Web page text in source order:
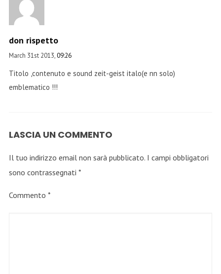
don rispetto
March 31st 2013,09:26
Titolo ,contenuto e sound zeit-geist italo(e nn solo)
emblematico !!!
LASCIA UN COMMENTO
Il tuo indirizzo email non sarà pubblicato. I campi obbligatori
sono contrassegnati *
Commento *